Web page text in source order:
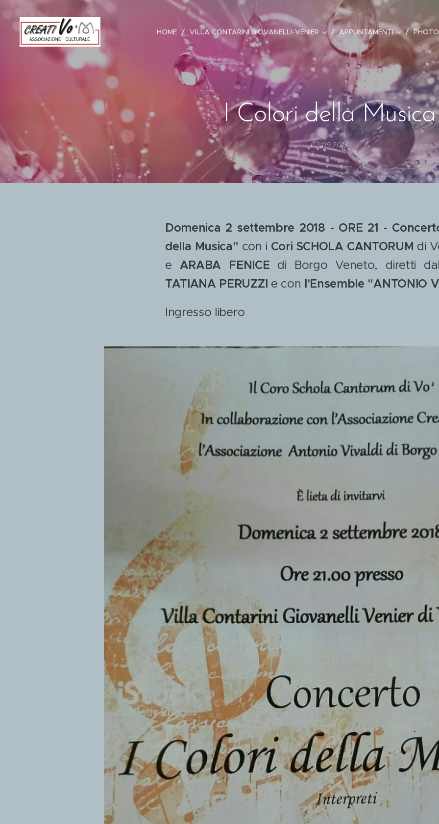
HOME VILLA CONTARINI GIOVANELLI-VENIER APPUNTAMENTI
I Colori della Musica
02.09.2018
Domenica 2 settembre 2018 - ORE 21 -
della Musica" con i Cori SCHOLA CANTORUM di
e ARABA FENICE di Borgo Veneto, diretti dal
TATIANA PERUZZI e con l'Ensemble "ANTONIO
Ingresso libero